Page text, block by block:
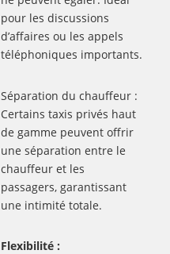
pour les discussions
d’affaires ou les appels
téléphoniques importants.
Séparation du chauffeur :
Certains taxis privés haut
de gamme peuvent offrir
une séparation entre le
chauffeur et les
passagers, garantissant
une intimité totale.
Flexibilité :